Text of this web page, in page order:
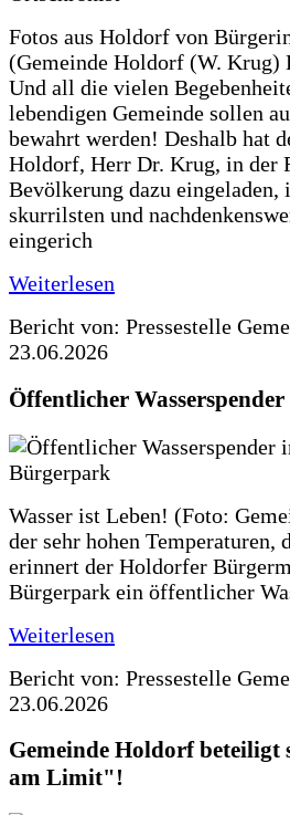
Fotos aus Holdorf von
(Gemeinde Holdorf (W. Krug)
Und all die vielen
lebendigen Gemeinde sollen
bewahrt werden! Deshalb hat
Holdorf, Herr Dr. Krug, in der
Bevölkerung dazu eingeladen,
skurrilsten und
eingerich
Weiterlesen
Bericht von: Pressestelle
23.06.2026
Öffentlicher
Wasser ist Leben! (Foto:
der sehr hohen
erinnert der Holdorfer
Bürgerpark ein öffentlicher
Weiterlesen
Bericht von: Pressestelle
23.06.2026
Gemeinde Holdorf
am Limit"!